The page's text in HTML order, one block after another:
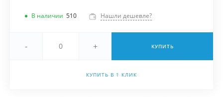
В наличии 510 Нашли дешевле?
- + КУПИТЬ
КУПИТЬ В 1 КЛИК